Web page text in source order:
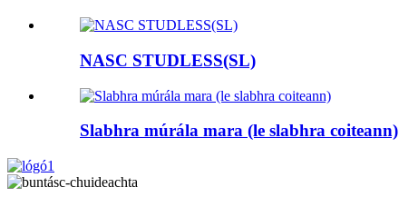
NASC STUDLESS(SL)
Slabhra múrála mara (le slabhra coiteann)